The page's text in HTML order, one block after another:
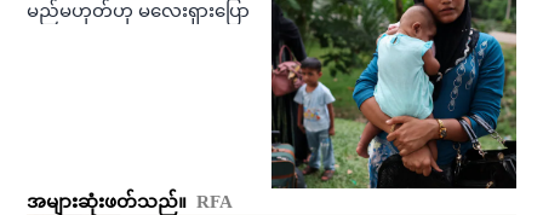
မည်မဟုတ်ဟု မလေးရှားပြော
အများဆုံးဖတ်သည်။ RFA